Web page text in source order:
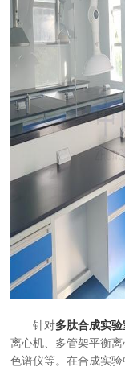
针对多肽合成实验
离心机、多管架平衡
色谱仪等。在合成实